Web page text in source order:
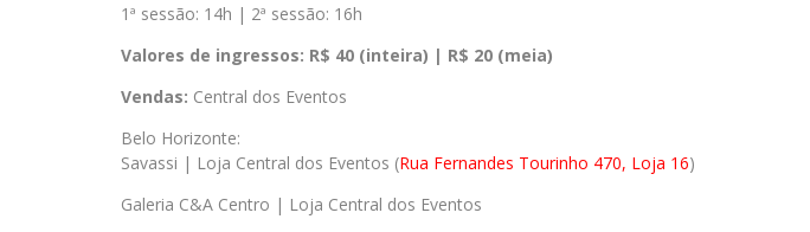
1ª sessão: 14h | 2ª sessão: 16h
Valores de ingressos: R$ 40 (inteira) | R$ 20 (meia)
Vendas: Central dos Eventos
Belo Horizonte:
Savassi | Loja Central dos Eventos (Rua Fernandes Tourinho 470, Loja 16)
Galeria C&A Centro | Loja Central dos Eventos